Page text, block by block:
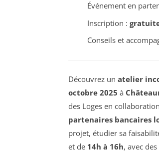
Événement en
Inscription :
Conseils et
Découvrez un atelier
octobre 2025 à
des Loges en
partenaires bancaires
projet, étudier sa
et de 14h à 16h, avec